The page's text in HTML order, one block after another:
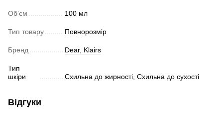
Обʼєм 100 мл
Тип товару Повнорозмір
Бренд Dear, Klairs
Тип
шкіри
Схильна до жирності, Схильна до сухості
Відгуки